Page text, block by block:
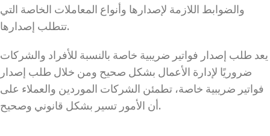
والضوابط اللازمة لإصدارها وأنواع المعاملات الخاصة التي
تتطلب إصدارها.
يعد طلب إصدار فواتير ضريبية خاصة بالنسبة للأفراد والشركات
ضروريًا لإدارة الأعمال بشكل صحيح ومن خلال طلب إصدار
فواتير ضريبية خاصة، تطمئن الشركات الموردين والعملاء على
أن الأمور تسير بشكل قانوني وصحيح.